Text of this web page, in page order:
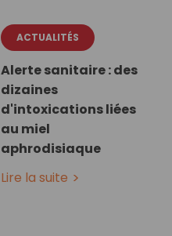
ACTUALITÉS
Alerte sanitaire : des
dizaines
d'intoxications liées
au miel
aphrodisiaque
Lire la suite